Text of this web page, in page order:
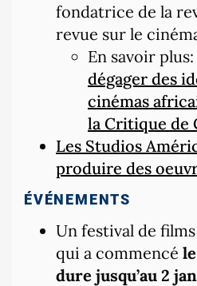
fondatrice de la
revue sur le
En savoir plus:
dégager des
cinémas
la Critique de
Les Studios
produire des
ÉVÉNEMENTS
Un festival de
qui a commencé
dure jusqu’au 2